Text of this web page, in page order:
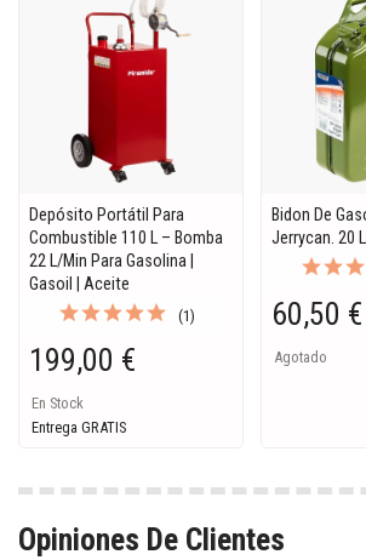
Depósito Portátil Para
Combustible 110 L – Bomba
22 L/min Para Gasolina |
Gasoil | Aceite
(1)
199,00 €
En Stock
Entrega GRATIS
Bidon De
Jerrycan. 20
60,50 €
Agotado
Opiniones De Clientes